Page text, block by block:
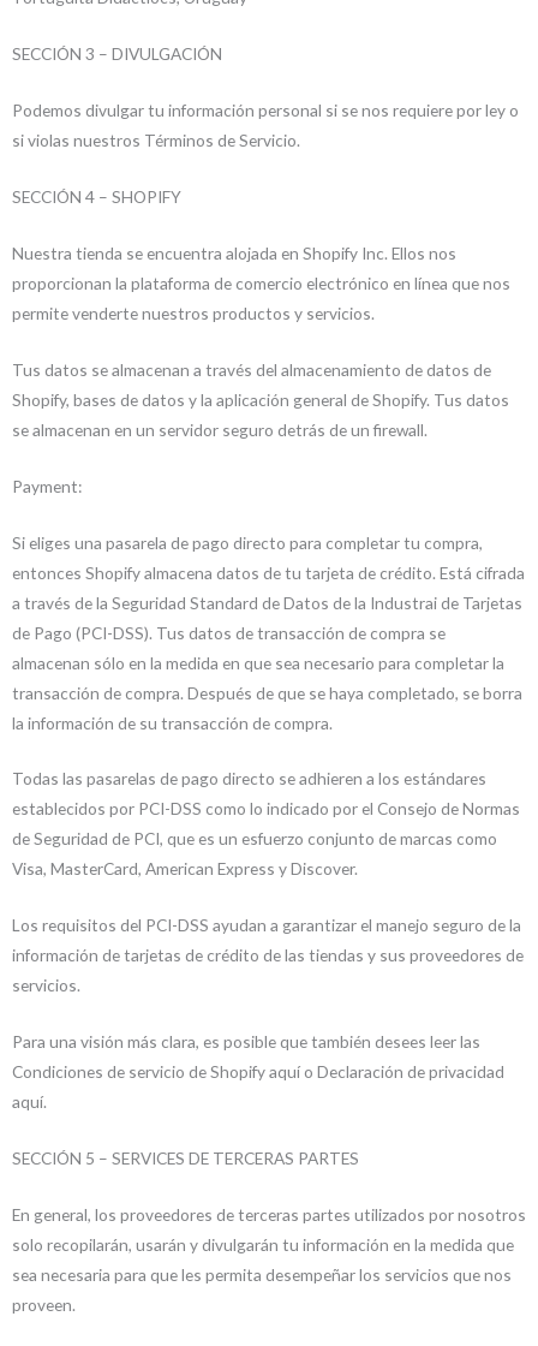
SECCIÓN 3 – DIVULGACIÓN
Podemos divulgar tu información personal si se nos requiere por ley o
si violas nuestros Términos de Servicio.
SECCIÓN 4 – SHOPIFY
Nuestra tienda se encuentra alojada en Shopify Inc. Ellos nos
proporcionan la plataforma de comercio electrónico en línea que nos
permite venderte nuestros productos y servicios.
Tus datos se almacenan a través del almacenamiento de datos de
Shopify, bases de datos y la aplicación general de Shopify. Tus datos
se almacenan en un servidor seguro detrás de un firewall.
Payment:
Si eliges una pasarela de pago directo para completar tu compra,
entonces Shopify almacena datos de tu tarjeta de crédito. Está cifrada
a través de la Seguridad Standard de Datos de la Industrai de Tarjetas
de Pago (PCI-DSS). Tus datos de transacción de compra se
almacenan sólo en la medida en que sea necesario para completar la
transacción de compra. Después de que se haya completado, se borra
la información de su transacción de compra.
Todas las pasarelas de pago directo se adhieren a los estándares
establecidos por PCI-DSS como lo indicado por el Consejo de Normas
de Seguridad de PCI, que es un esfuerzo conjunto de marcas como
Visa, MasterCard, American Express y Discover.
Los requisitos del PCI-DSS ayudan a garantizar el manejo seguro de la
información de tarjetas de crédito de las tiendas y sus proveedores de
servicios.
Para una visión más clara, es posible que también desees leer las
Condiciones de servicio de Shopify aquí o Declaración de privacidad
aquí.
SECCIÓN 5 – SERVICES DE TERCERAS PARTES
En general, los proveedores de terceras partes utilizados por nosotros
solo recopilarán, usarán y divulgarán tu información en la medida que
sea necesaria para que les permita desempeñar los servicios que nos
proveen.